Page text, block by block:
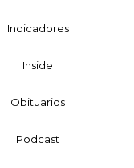
Indicadores
Inside
Obituarios
Podcast